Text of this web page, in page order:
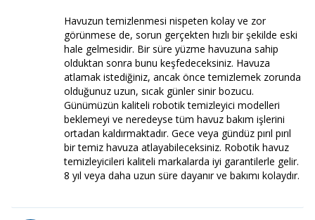
Havuzun temizlenmesi nispeten kolay ve zor
görünmese de, sorun gerçekten hızlı bir şekilde eski
hale gelmesidir. Bir süre yüzme havuzuna sahip
olduktan sonra bunu keşfedeceksiniz. Havuza
atlamak istediğiniz, ancak önce temizlemek zorunda
olduğunuz uzun, sıcak günler sinir bozucu.
Günümüzün kaliteli robotik temizleyici modelleri
beklemeyi ve neredeyse tüm havuz bakım işlerini
ortadan kaldırmaktadır. Gece veya gündüz pırıl pırıl
bir temiz havuza atlayabileceksiniz. Robotik havuz
temizleyicileri kaliteli markalarda iyi garantilerle gelir.
8 yıl veya daha uzun süre dayanır ve bakımı kolaydır.